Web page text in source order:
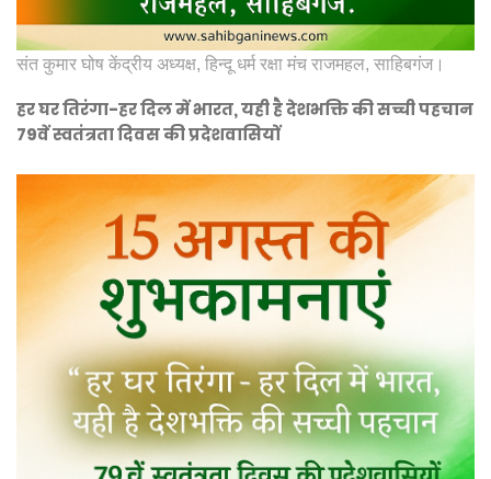
संत कुमार घोष केंद्रीय अध्यक्ष, हिन्दू धर्म रक्षा मंच राजमहल, साहिबगंज।
हर घर तिरंगा-हर दिल में भारत, यही है देशभक्ति की सच्ची पहचान
79वें स्वतंत्रता दिवस की प्रदेशवासियों